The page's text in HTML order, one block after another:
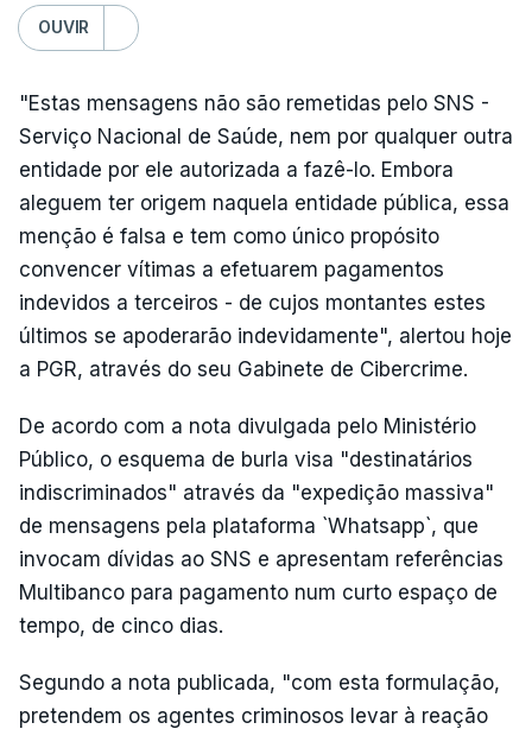
OUVIR
"Estas mensagens não são remetidas pelo SNS -
Serviço Nacional de Saúde, nem por qualquer outra
entidade por ele autorizada a fazê-lo. Embora
aleguem ter origem naquela entidade pública, essa
menção é falsa e tem como único propósito
convencer vítimas a efetuarem pagamentos
indevidos a terceiros - de cujos montantes estes
últimos se apoderarão indevidamente", alertou hoje
a PGR, através do seu Gabinete de Cibercrime.
De acordo com a nota divulgada pelo Ministério
Público, o esquema de burla visa "destinatários
indiscriminados" através da "expedição massiva"
de mensagens pela plataforma `Whatsapp`, que
invocam dívidas ao SNS e apresentam referências
Multibanco para pagamento num curto espaço de
tempo, de cinco dias.
Segundo a nota publicada, "com esta formulação,
pretendem os agentes criminosos levar à reação